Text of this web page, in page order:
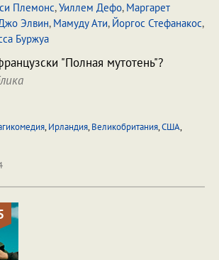
Племонс,Уиллем Дефо, Маргарет
Элвин, Мамуду Ати, Йоргос Стефанакос,
Буржуа
"Полная мутотень"?
,Ирландия,Великобритания,США,